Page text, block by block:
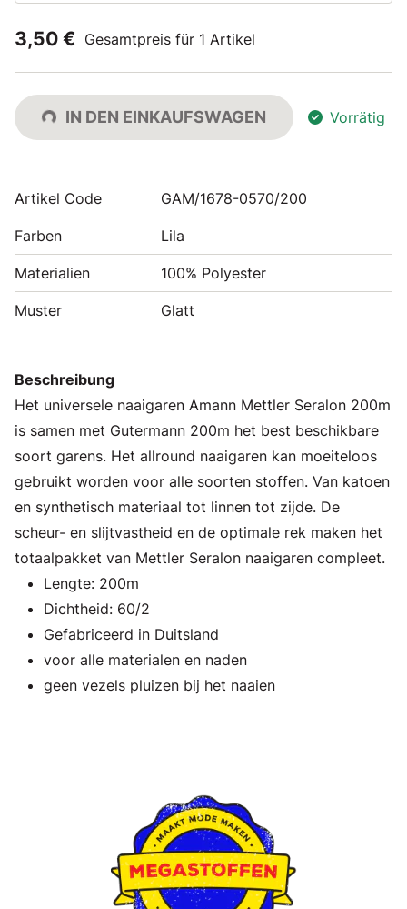
3,50 € Gesamtpreis für 1 Artikel
IN DEN EINKAUFSWAGEN Vorrätig
Artikel Code GAM/1678-0570/200
Farben Lila
Materialien 100% Polyester
Muster Glatt
Beschreibung
Het universele naaigaren Amann Mettler Seralon 200m
is samen met Gutermann 200m het best beschikbare
soort garens. Het allround naaigaren kan moeiteloos
gebruikt worden voor alle soorten stoffen. Van katoen
en synthetisch materiaal tot linnen tot zijde. De
scheur- en slijtvastheid en de optimale rek maken het
totaalpakket van Mettler Seralon naaigaren compleet.
Lengte: 200m
Dichtheid: 60/2
Gefabriceerd in Duitsland
voor alle materialen en naden
geen vezels pluizen bij het naaien